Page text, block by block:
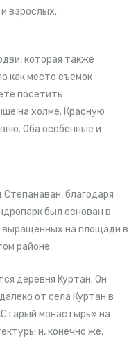
взрослых.
которая также
как место съемок
посетить
на холме. Красную
Оба особенные и
благодаря
был основан в
выращенных на площади в
районе.
деревня Куртан. Он
от села Куртан в
монастырь» на
и, конечно же,